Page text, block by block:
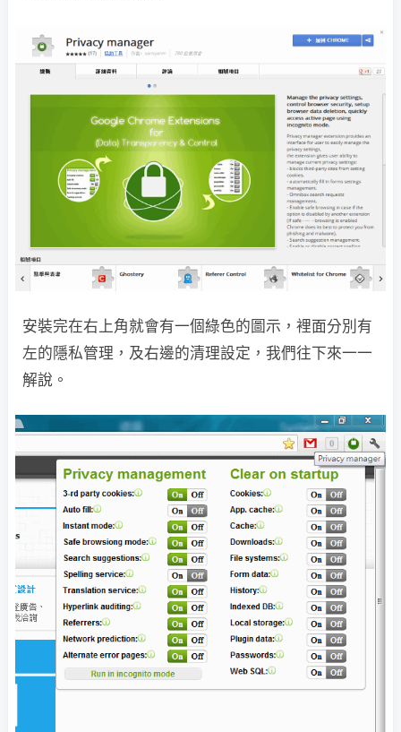
安裝完在右上角就會有一個綠色的圖示，裡面分別有
左的隱私管理，及右邊的清理設定，我們往下來一一
解說。